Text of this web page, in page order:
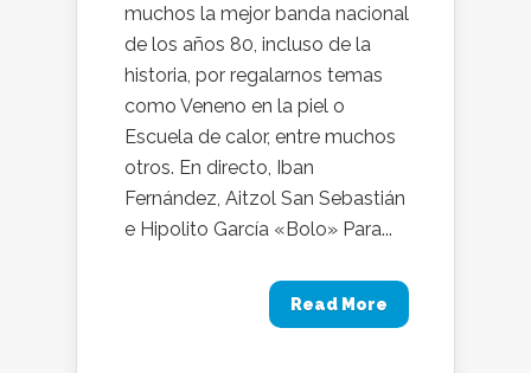
muchos la mejor banda nacional
de los años 80, incluso de la
historia, por regalarnos temas
como Veneno en la piel o
Escuela de calor, entre muchos
otros. En directo, Iban
Fernández, Aitzol San Sebastián
e Hipolito García «Bolo» Para...
Read More